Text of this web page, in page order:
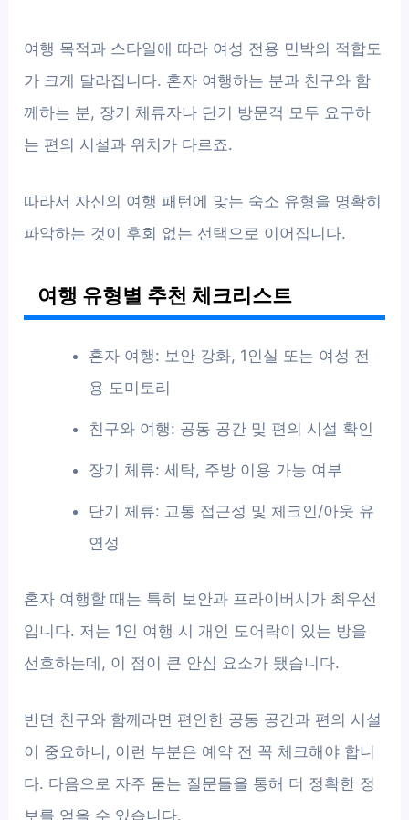
여행 목적과 스타일에 따라 여성 전용 민박의 적합도
가 크게 달라집니다. 혼자 여행하는 분과 친구와 함
께하는 분, 장기 체류자나 단기 방문객 모두 요구하
는 편의 시설과 위치가 다르죠.
따라서 자신의 여행 패턴에 맞는 숙소 유형을 명확히
파악하는 것이 후회 없는 선택으로 이어집니다.
여행 유형별 추천 체크리스트
혼자 여행: 보안 강화, 1인실 또는 여성 전
용 도미토리
친구와 여행: 공동 공간 및 편의 시설 확인
장기 체류: 세탁, 주방 이용 가능 여부
단기 체류: 교통 접근성 및 체크인/아웃 유
연성
혼자 여행할 때는 특히 보안과 프라이버시가 최우선
입니다. 저는 1인 여행 시 개인 도어락이 있는 방을
선호하는데, 이 점이 큰 안심 요소가 됐습니다.
반면 친구와 함께라면 편안한 공동 공간과 편의 시설
이 중요하니, 이런 부분은 예약 전 꼭 체크해야 합니
다. 다음으로 자주 묻는 질문들을 통해 더 정확한 정
보를 얻을 수 있습니다.